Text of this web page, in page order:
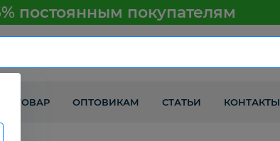
постоянным покупателям
ТОВАР ОПТОВИКАМ СТАТЬИ КОНТАКТЫ